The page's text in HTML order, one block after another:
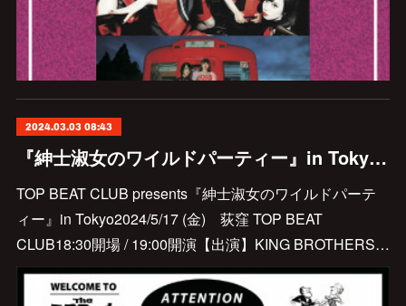
2024.03.03 08:43
『紳士淑女のワイルドパーティー』in Tokyo出演決定
TOP BEAT CLUB presents『紳士淑女のワイルドパーテ
ィー』in Tokyo2024/5/17 (金) 荻窪 TOP BEAT
CLUB18:30開場 / 19:00開演【出演】KING BROTHERS…